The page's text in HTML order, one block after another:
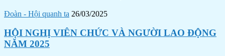
Đoàn - Hội quanh ta 26/03/2025
HỘI NGHỊ VIÊN CHỨC VÀ NGƯỜI LAO ĐỘNG
NĂM 2025